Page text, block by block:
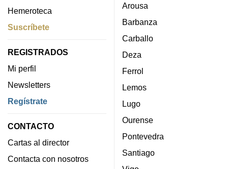
Hemeroteca
Suscríbete
REGISTRADOS
Mi perfil
Newsletters
Regístrate
CONTACTO
Cartas al director
Contacta con nosotros
Arousa
Barbanza
Carballo
Deza
Ferrol
Lemos
Lugo
Ourense
Pontevedra
Santiago